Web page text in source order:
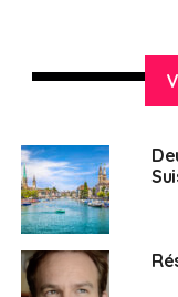
♦ Divers : Jean-
♦ Divers : Olivier
Résultats dans la
https://